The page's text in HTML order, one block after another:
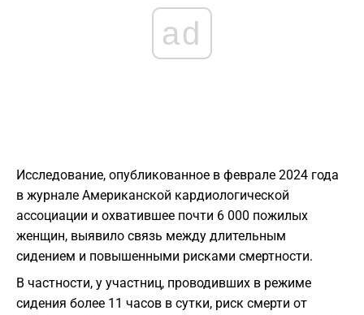
ad
Исследование, опубликованное в феврале 2024 года
в журнале Американской кардиологической
ассоциации и охватившее почти 6 000 пожилых
женщин, выявило связь между длительным
сидением и повышенными рисками смертности.
В частности, у участниц, проводивших в режиме
сидения более 11 часов в сутки, риск смерти от